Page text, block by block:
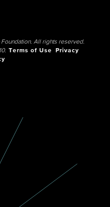
All rights reserved.
Terms of Use
Privacy